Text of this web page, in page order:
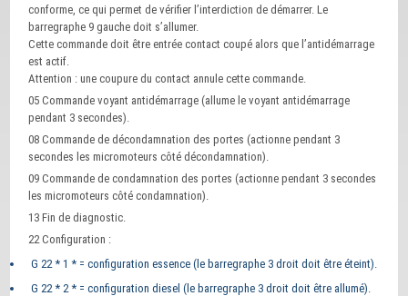
conforme, ce qui permet de vérifier l’interdiction de démarrer. Le
barregraphe 9 gauche doit s’allumer.
Cette commande doit être entrée contact coupé alors que l’antidémarrage
est actif.
Attention : une coupure du contact annule cette commande.
05 Commande voyant antidémarrage (allume le voyant antidémarrage
pendant 3 secondes).
08 Commande de décondamnation des portes (actionne pendant 3
secondes les micromoteurs côté décondamnation).
09 Commande de condamnation des portes (actionne pendant 3 secondes
les micromoteurs côté condamnation).
13 Fin de diagnostic.
22 Configuration :
G 22 * 1 * = configuration essence (le barregraphe 3 droit doit être éteint).
G 22 * 2 * = configuration diesel (le barregraphe 3 droit doit être allumé).